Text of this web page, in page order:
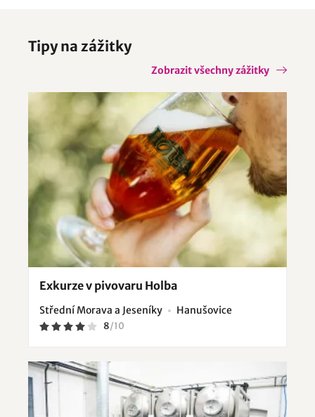
Tipy na zážitky
Zobrazit všechny zážitky
Exkurze v pivovaru Holba
Střední Morava a Jeseníky Hanušovice
8/10